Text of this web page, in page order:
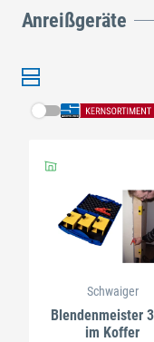
Anreißgeräte
Schwaiger
Blendenmeister
im Koffer